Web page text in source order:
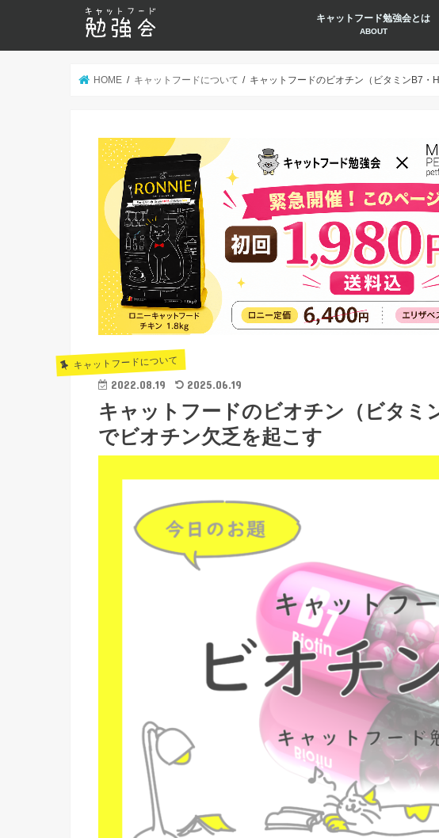
キャットフード勉強会とは
ABOUT
HOME キャットフードについて キャットフードのビオチン（ビタミンB7・
キャットフードについて
2022.08.19 2025.06.19
キャットフードのビオチン（ビタミ
でビオチン欠乏を起こす